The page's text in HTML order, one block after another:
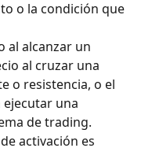
o la condición que
al alcanzar un
al cruzar una
o resistencia, o el
ejecutar una
de trading.
activación es